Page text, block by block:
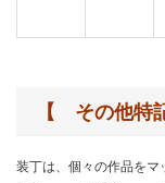
【 その他特
装丁は、個々の作品を